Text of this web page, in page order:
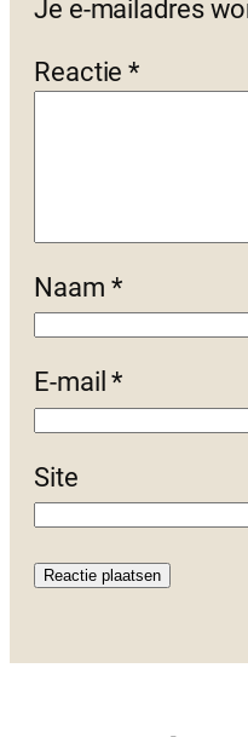
Je e-mailadres
Reactie*
Naam *
E-mail*
Site